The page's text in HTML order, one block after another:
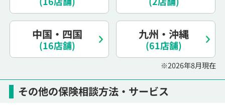
電話で相談予約 （オンライン保険相談専用）
0120-987-110
平日 / 土日祝日 10:00〜17:00（通話無料）
※受付時間外にご予約をいただいた場合は、
その他の保険相談方法・サービス
中国・四国
(16店舗)
九州・沖縄
(61店舗)
※2026年8月現在